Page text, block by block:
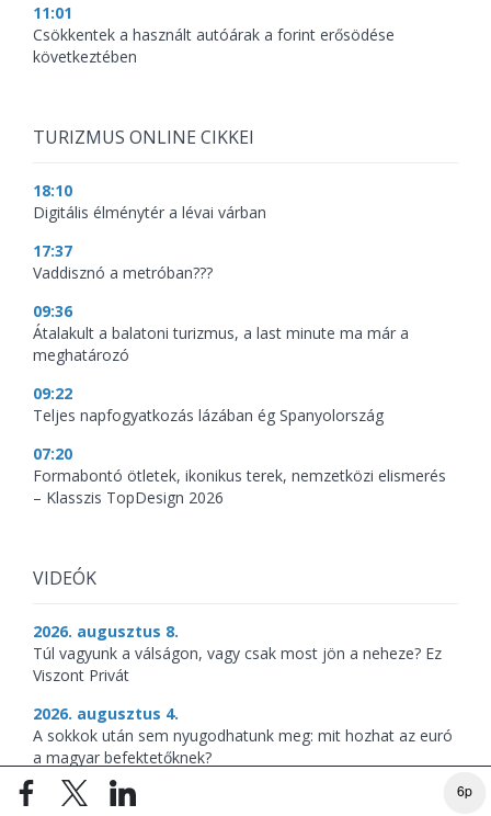
6p
11:01
Csökkentek a használt autóárak a forint erősödése
következtében
TURIZMUS ONLINE CIKKEI
18:10
Digitális élménytér a lévai várban
17:37
Vaddisznó a metróban???
09:36
Átalakult a balatoni turizmus, a last minute ma már a
meghatározó
09:22
Teljes napfogyatkozás lázában ég Spanyolország
07:20
Formabontó ötletek, ikonikus terek, nemzetközi elismerés
– Klasszis TopDesign 2026
VIDEÓK
2026. augusztus 8.
Túl vagyunk a válságon, vagy csak most jön a neheze? Ez
Viszont Privát
2026. augusztus 4.
A sokkok után sem nyugodhatunk meg: mit hozhat az euró
a magyar befektetőknek?
2026. augusztus 3.